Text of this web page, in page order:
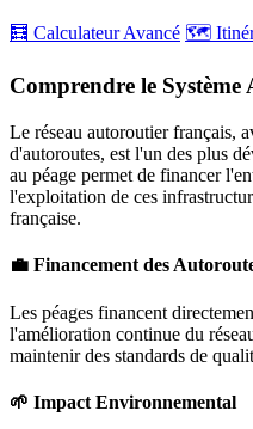
🧮 Calculateur Avancé 🗺️
Comprendre le
Le réseau autoroutier français,
d'autoroutes, est l'un des plus
au péage permet de financer
l'exploitation de ces
française.
💼 Financement des
Les péages financent
l'amélioration continue du
maintenir des standards de
🌱 Impact Environnemental